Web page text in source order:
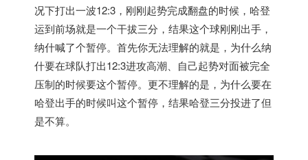
况下打出一波12:3，刚刚起势完成翻盘的时候，哈登
运到前场就是一个干拔三分，结果这个球刚刚出手，
纳什喊了个暂停。首先你无法理解的就是，为什么纳
什要在球队打出12:3进攻高潮、自己起势对面被完全
压制的时候要这个暂停。更不理解的是，为什么要在
哈登出手的时候叫这个暂停，结果哈登三分投进了但
是不算。